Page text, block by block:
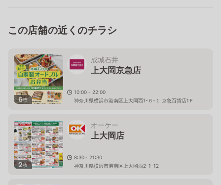
この店舗の近くのチラシ
6枚
成城石井
上大岡京急店
10:00 - 22:00
神奈川県横浜市港南区上大岡西1-６-１ 京急百貨店1Ｆ
2枚
オーケー
上大岡店
8:30～21:30
神奈川県横浜市港南区上大岡西2-1-12